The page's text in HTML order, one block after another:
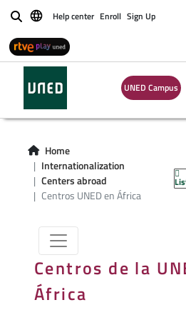
BuscarHelp center Enroll Sign Up
UNED Campus
Home
Internationalization
Centers abroad
Centros UNED en África
Centros
África
Centros de la
África